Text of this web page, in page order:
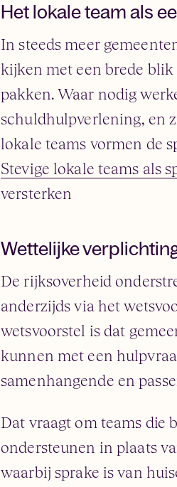
Het lokale team als
In steeds meer
kijken met een brede
pakken. Waar nodig
schuldhulpverlening, en
lokale teams vormen de
Stevige lokale teams als
versterken
Wettelijke
De rijksoverheid
anderzijds via het
wetsvoorstel is dat
kunnen met een
samenhangende en
Dat vraagt om teams die
ondersteunen in plaats
waarbij sprake is van